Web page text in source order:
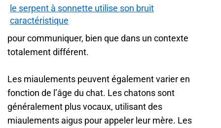
le serpent à sonnette utilise son bruit
caractéristique
pour communiquer, bien que dans un contexte
totalement différent.
Les miaulements peuvent également varier en
fonction de l’âge du chat. Les chatons sont
généralement plus vocaux, utilisant des
miaulements aigus pour appeler leur mère. Les